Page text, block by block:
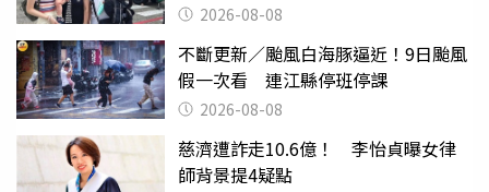
2026-08-08
不斷更新／颱風白海豚逼近！9日颱風
假一次看 連江縣停班停課
2026-08-08
慈濟遭詐走10.6億！ 李怡貞曝女律
師背景提4疑點